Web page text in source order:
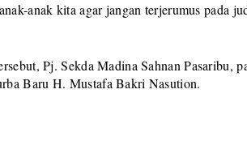
anak kita agar jangan terjerumus pada
Pj. Sekda Madina Sahnan Pasaribu,
Baru H. Mustafa Bakri Nasution.